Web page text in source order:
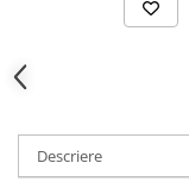
Descriere